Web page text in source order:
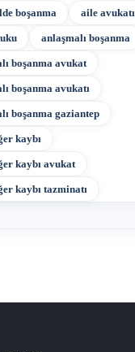
boşanma aile avukatı
anlaşmalı boşanma
boşanma avukat
boşanma avukatı
boşanma gaziantep
kaybı
kaybı avukat
kaybı tazminatı